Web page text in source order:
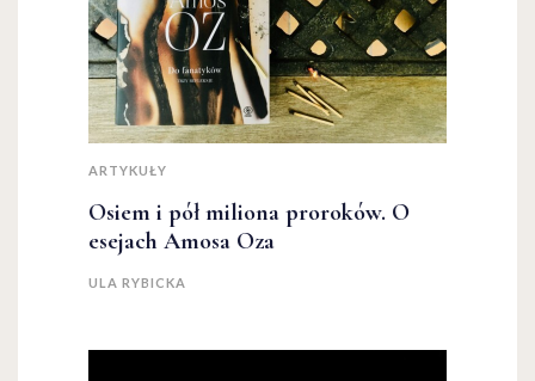
ARTYKUŁY
Osiem i pół miliona proroków. O
esejach Amosa Oza
ULA RYBICKA